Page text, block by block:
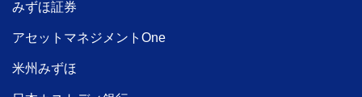
みずほ証券
アセットマネジメントOne
米州みずほ